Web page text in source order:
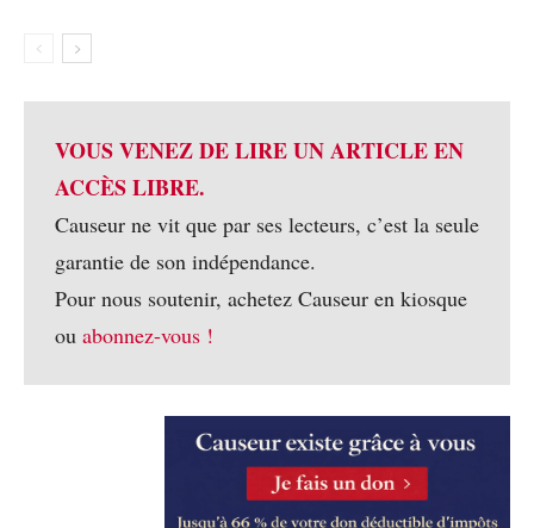
VOUS VENEZ DE LIRE UN ARTICLE EN
ACCÈS LIBRE.
Causeur ne vit que par ses lecteurs, c’est la seule
garantie de son indépendance.
Pour nous soutenir, achetez Causeur en kiosque
ou abonnez-vous !